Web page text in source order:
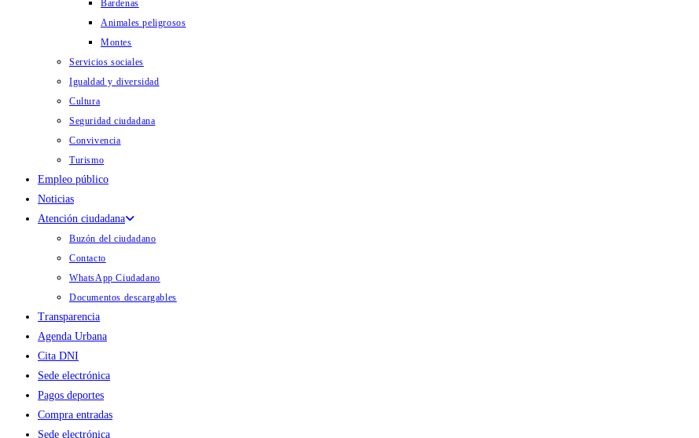
Bardenas
Animales peligrosos
Montes
Servicios sociales
Igualdad y diversidad
Cultura
Seguridad ciudadana
Convivencia
Turismo
Empleo público
Noticias
Atención ciudadana
Buzón del ciudadano
Contacto
WhatsApp Ciudadano
Documentos descargables
Transparencia
Agenda Urbana
Cita DNI
Sede electrónica
Pagos deportes
Compra entradas
Sede electrónica